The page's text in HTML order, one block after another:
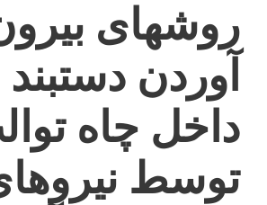
روشهای
آوردن دستبند
داخل چاه
توسط